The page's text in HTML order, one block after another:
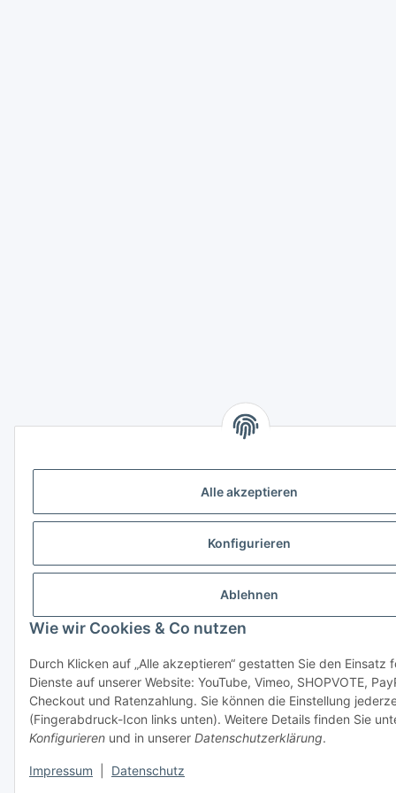
Alle akzeptieren
Konfigurieren
Ablehnen
Wie wir Cookies & Co nutzen
Durch Klicken auf „Alle akzeptieren“ gestatten Sie den Einsatz
Dienste auf unserer Website: YouTube, Vimeo, SHOPVOTE,
Checkout und Ratenzahlung. Sie können die Einstellung
(Fingerabdruck-Icon links unten). Weitere Details finden Sie
Konfigurieren und in unserer Datenschutzerklärung.
Impressum Datenschutz